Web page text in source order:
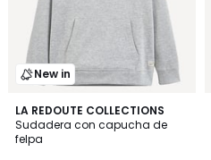
New in
LA REDOUTE COLLECTIONS
Sudadera con capucha de
felpa
5
Colores